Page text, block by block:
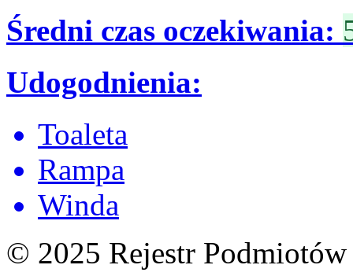
Średni czas oczekiwania:
Udogodnienia:
Toaleta
Rampa
Winda
© 2025 Rejestr